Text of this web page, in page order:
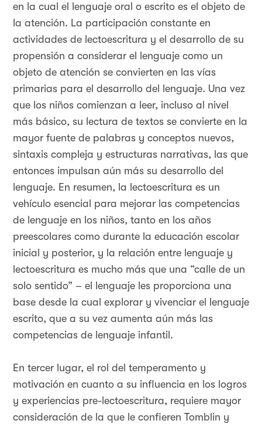
en la cual el lenguaje oral o escrito es el objeto de
la atención. La participación constante en
actividades de lectoescritura y el desarrollo de su
propensión a considerar el lenguaje como un
objeto de atención se convierten en las vías
primarias para el desarrollo del lenguaje. Una vez
que los niños comienzan a leer, incluso al nivel
más básico, su lectura de textos se convierte en la
mayor fuente de palabras y conceptos nuevos,
sintaxis compleja y estructuras narrativas, las que
entonces impulsan aún más su desarrollo del
lenguaje. En resumen, la lectoescritura es un
vehículo esencial para mejorar las competencias
de lenguaje en los niños, tanto en los años
preescolares como durante la educación escolar
inicial y posterior, y la relación entre lenguaje y
lectoescritura es mucho más que una “calle de un
solo sentido” – el lenguaje les proporciona una
base desde la cual explorar y vivenciar el lenguaje
escrito, que a su vez aumenta aún más las
competencias de lenguaje infantil.
En tercer lugar, el rol del temperamento y
motivación en cuanto a su influencia en los logros
y experiencias pre-lectoescritura, requiere mayor
consideración de la que le confieren Tomblin y